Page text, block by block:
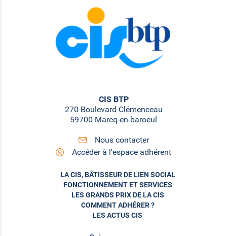
CIS BTP
270 Boulevard Clémenceau
59700 Marcq-en-baroeul
Nous contacter
Accéder à l'espace adhérent
LA CIS, BÂTISSEUR DE LIEN SOCIAL
FONCTIONNEMENT ET SERVICES
LES GRANDS PRIX DE LA CIS
COMMENT ADHÉRER ?
LES ACTUS CIS